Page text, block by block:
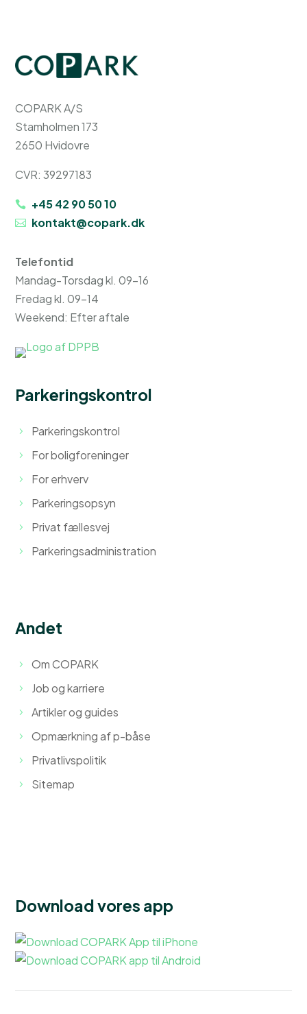
COPARK A/S
Stamholmen 173
2650 Hvidovre
CVR: 39297183
+45 42 90 50 10
kontakt@copark.dk
Telefontid
Mandag-Torsdag kl. 09-16
Fredag kl. 09-14
Weekend: Efter aftale
Parkeringskontrol
Parkeringskontrol
For boligforeninger
For erhverv
Parkeringsopsyn
Privat fællesvej
Parkeringsadministration
Andet
Om COPARK
Job og karriere
Artikler og guides
Opmærkning af p-båse
Privatlivspolitik
Sitemap
Download vores app